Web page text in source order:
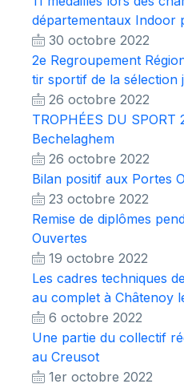
départementaux Indoor
30 octobre 2022
2e Regroupement
tir sportif de la sélection
26 octobre 2022
TROPHÉES DU
Bechelaghem
26 octobre 2022
Bilan positif aux Portes
23 octobre 2022
Remise de diplômes
Ouvertes
19 octobre 2022
Les cadres techniques
au complet à Châtenoy
6 octobre 2022
Une partie du collectif
au Creusot
1er octobre 2022